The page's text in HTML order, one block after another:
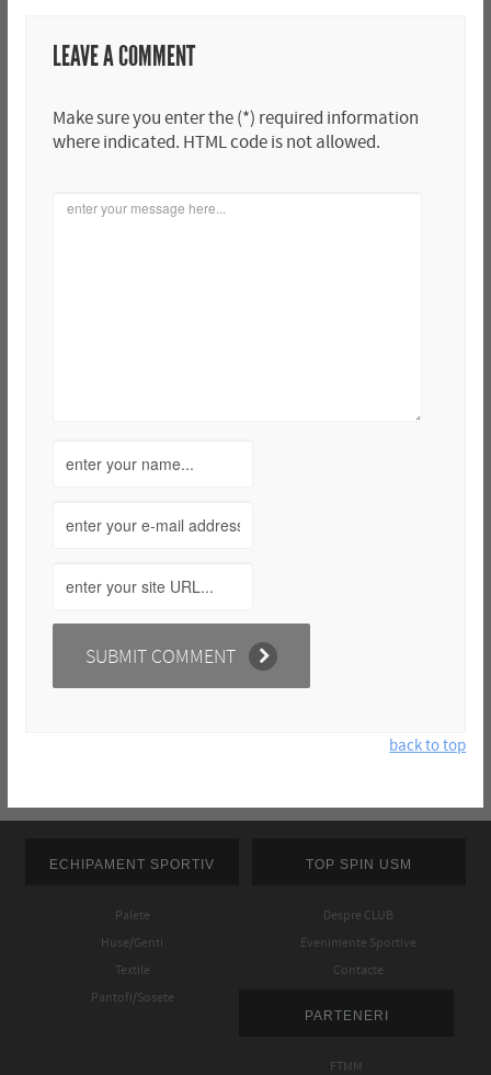
LEAVE A COMMENT
Make sure you enter the (*) required information
where indicated. HTML code is not allowed.
back to top
ECHIPAMENT SPORTIV
Palete
Huse/Genti
Textile
Pantofi/Sosete
TOP SPIN USM
Despre CLUB
Evenimente Sportive
Contacte
PARTENERI
FTMM